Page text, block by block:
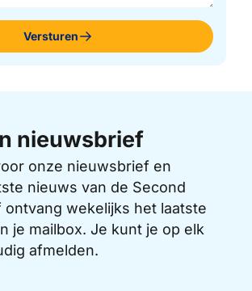
Versturen
nieuwsbrief
onze nieuwsbrief en
nieuws van de Second
ontvang wekelijks het laatste
je mailbox. Je kunt je op elk
afmelden.